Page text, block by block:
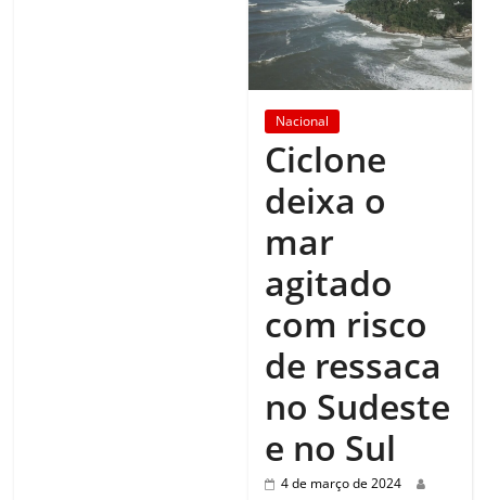
Nacional
Ciclone
deixa o
mar
agitado
com risco
de ressaca
no Sudeste
e no Sul
4 de março de 2024